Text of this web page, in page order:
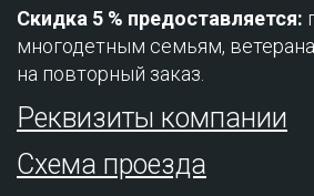
Скидка 5 % предоставляется:
многодетным семьям,
на повторный заказ.
Реквизиты компании
Схема проезда